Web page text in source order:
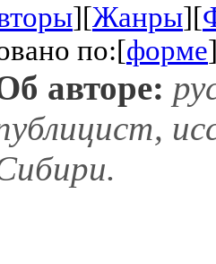
][Жанры][
по:[форме
авторе: